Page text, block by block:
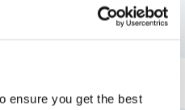
ensure you get the best
Produkte (EN)